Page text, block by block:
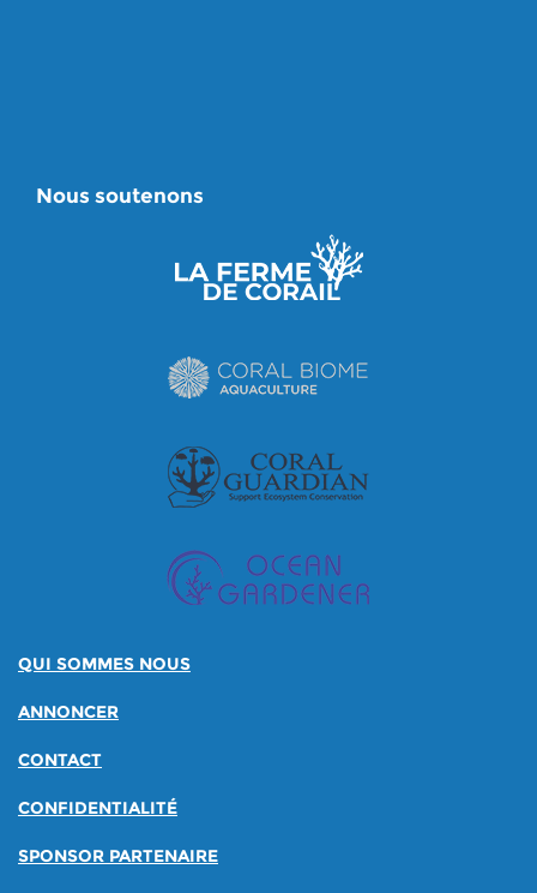
Nous soutenons
QUI SOMMES NOUS
ANNONCER
CONTACT
CONFIDENTIALITÉ
SPONSOR PARTENAIRE